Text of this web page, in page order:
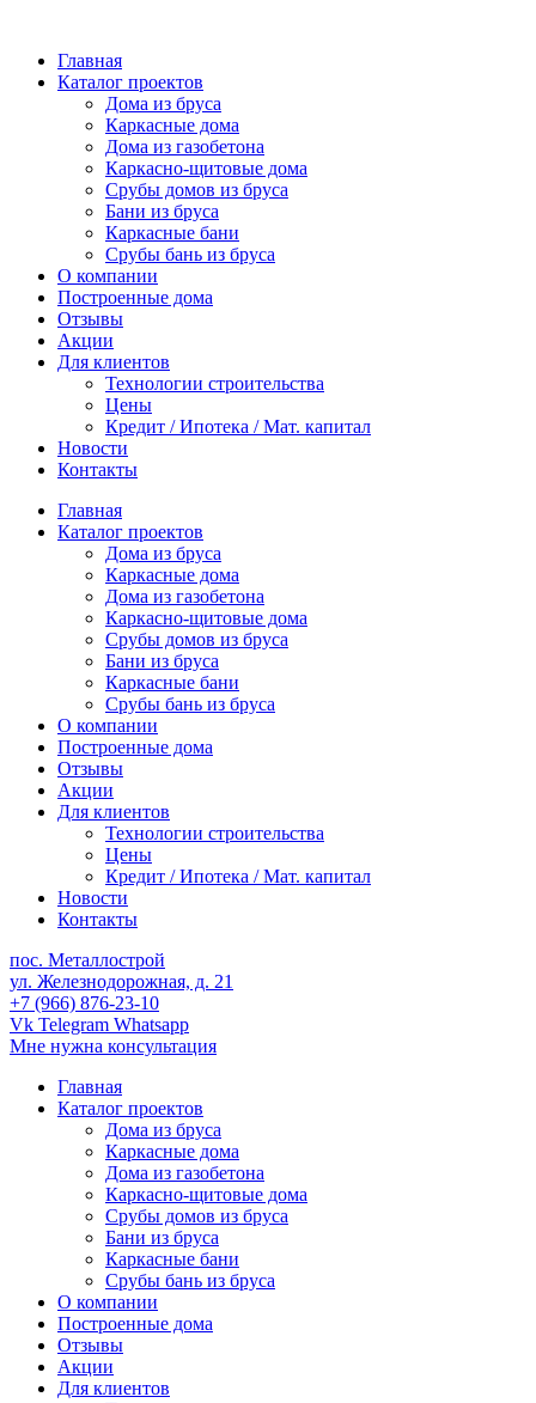
содержимому
Главная
Каталог проектов
Дома из бруса
Каркасные дома
Дома из газобетона
Каркасно-щитовые дома
Срубы домов из бруса
Бани из бруса
Каркасные бани
Срубы бань из бруса
О компании
Построенные дома
Отзывы
Акции
Для клиентов
Технологии строительства
Цены
Кредит / Ипотека / Мат. капитал
Новости
Контакты
Главная
Каталог проектов
Дома из бруса
Каркасные дома
Дома из газобетона
Каркасно-щитовые дома
Срубы домов из бруса
Бани из бруса
Каркасные бани
Срубы бань из бруса
О компании
Построенные дома
Отзывы
Акции
Для клиентов
Технологии строительства
Цены
Кредит / Ипотека / Мат. капитал
Новости
Контакты
пос. Металлострой
ул. Железнодорожная, д. 21
+7 (966) 876-23-10
Vk Telegram Whatsapp
Мне нужна консультация
Главная
Каталог проектов
Дома из бруса
Каркасные дома
Дома из газобетона
Каркасно-щитовые дома
Срубы домов из бруса
Бани из бруса
Каркасные бани
Срубы бань из бруса
О компании
Построенные дома
Отзывы
Акции
Для клиентов